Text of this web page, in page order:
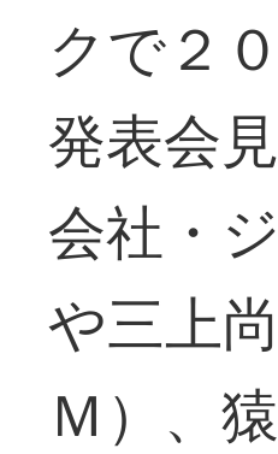
クで２
発表会
会社・
や三上
Ｍ）、